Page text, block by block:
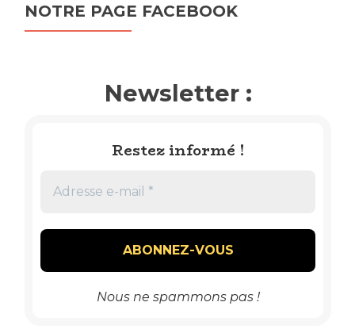
NOTRE PAGE FACEBOOK
Newsletter :
Restez informé !
Nous ne spammons pas !